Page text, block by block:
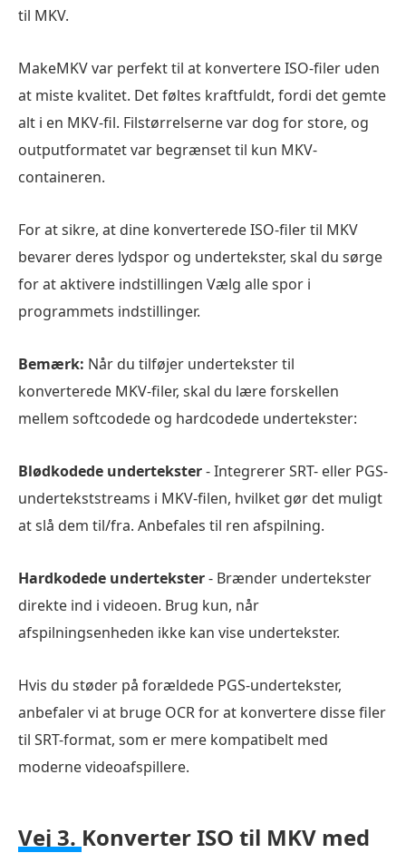
til MKV.
MakeMKV var perfekt til at konvertere ISO-filer uden
at miste kvalitet. Det føltes kraftfuldt, fordi det gemte
alt i en MKV-fil. Filstørrelserne var dog for store, og
outputformatet var begrænset til kun MKV-
containeren.
For at sikre, at dine konverterede ISO-filer til MKV
bevarer deres lydspor og undertekster, skal du sørge
for at aktivere indstillingen Vælg alle spor i
programmets indstillinger.
Bemærk: Når du tilføjer undertekster til
konverterede MKV-filer, skal du lære forskellen
mellem softcodede og hardcodede undertekster:
Blødkodede undertekster- Integrerer SRT- eller PGS-
undertekststreams i MKV-filen, hvilket gør det muligt
at slå dem til/fra. Anbefales til ren afspilning.
Hardkodede undertekster- Brænder undertekster
direkte ind i videoen. Brug kun, når
afspilningsenheden ikke kan vise undertekster.
Hvis du støder på forældede PGS-undertekster,
anbefaler vi at bruge OCR for at konvertere disse filer
til SRT-format, som er mere kompatibelt med
moderne videoafspillere.
Vej 3. Konverter ISO til MKV med